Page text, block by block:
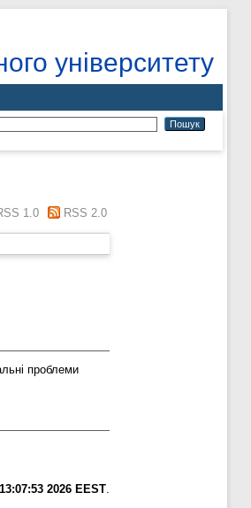
університету
1.0 RSS 2.0
проблеми
2026 EEST